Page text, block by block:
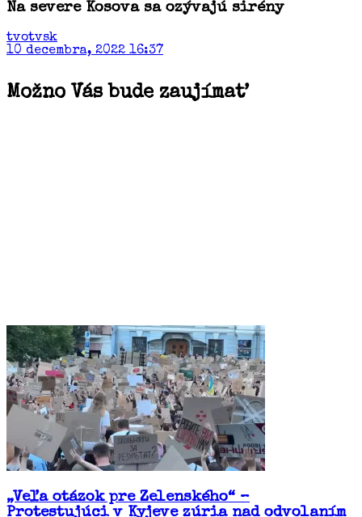
Na severe Kosova sa ozývajú sirény
tvotvsk
10 decembra, 2022 16:37
Možno Vás bude zaujímať
„Veľa otázok pre Zelenského“ –
Protestujúci v Kyjeve zúria nad odvolaním